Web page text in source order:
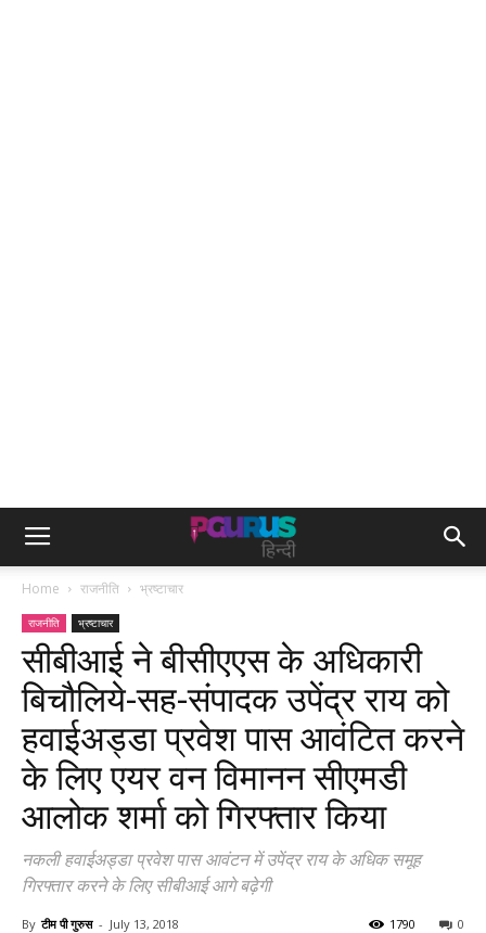
Home राजनीति भ्रष्टाचार
राजनीति भ्रष्टाचार
सीबीआई ने बीसीएएस के अधिकारी
बिचौलिये-सह-संपादक उपेंद्र राय को
हवाईअड्डा प्रवेश पास आवंटित करने
के लिए एयर वन विमानन सीएमडी
आलोक शर्मा को गिरफ्तार किया
नकली हवाईअड्डा प्रवेश पास आवंटन में उपेंद्र राय के अधिक समूह
गिरफ्तार करने के लिए सीबीआई आगे बढ़ेगी
By टीम पी गुरुस - July 13, 2018 0
1790